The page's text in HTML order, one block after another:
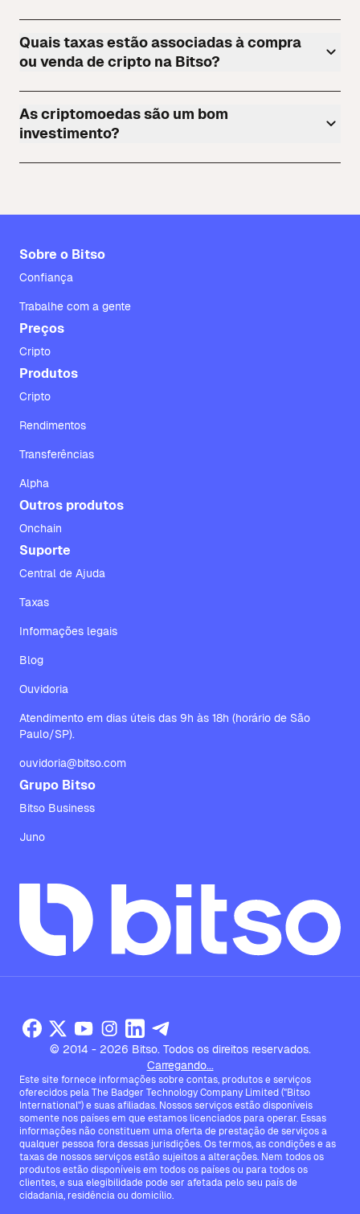
Quais taxas estão associadas à compra
ou venda de cripto na Bitso?
As criptomoedas são um bom
investimento?
Sobre o Bitso
Confiança
Trabalhe com a gente
Preços
Cripto
Produtos
Cripto
Rendimentos
Transferências
Alpha
Outros produtos
Onchain
Suporte
Central de Ajuda
Taxas
Informações legais
Blog
Ouvidoria
Atendimento em dias úteis das 9h às 18h (horário de São
Paulo/SP).
ouvidoria@bitso.com
Grupo Bitso
Bitso Business
Juno
© 2014 - 2026 Bitso. Todos os direitos reservados.
Carregando...
Este site fornece informações sobre contas, produtos e serviços
oferecidos pela The Badger Technology Company Limited ("Bitso
International") e suas afiliadas. Nossos serviços estão disponíveis
somente nos países em que estamos licenciados para operar. Essas
informações não constituem uma oferta de prestação de serviços a
qualquer pessoa fora dessas jurisdições. Os termos, as condições e as
taxas de nossos serviços estão sujeitos a alterações. Nem todos os
produtos estão disponíveis em todos os países ou para todos os
clientes, e sua elegibilidade pode ser afetada pelo seu país de
cidadania, residência ou domicílio.